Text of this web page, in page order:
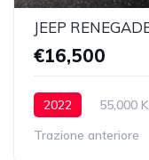
JEEP
€16,500
2022 55,000
Trazione anteriore